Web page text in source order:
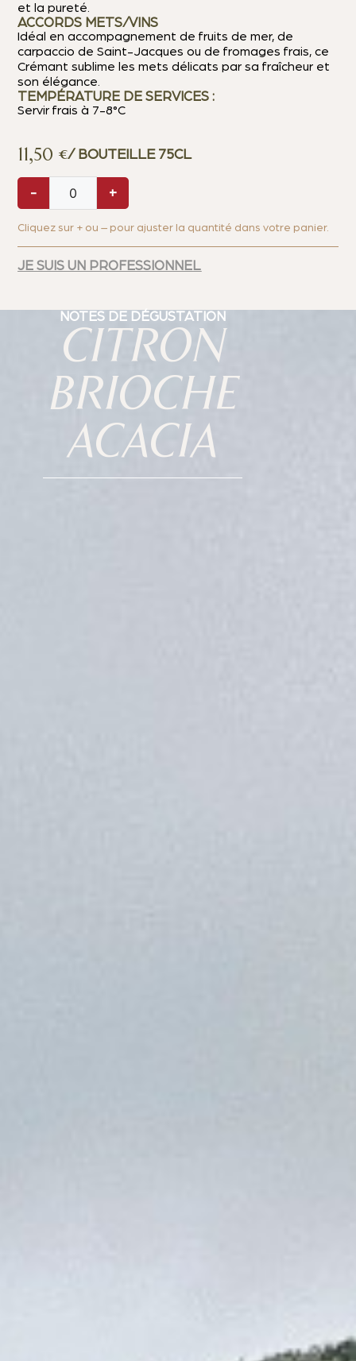
et la pureté.
ACCORDS METS/VINS
Idéal en accompagnement de fruits de mer, de
carpaccio de Saint-Jacques ou de fromages frais, ce
Crémant sublime les mets délicats par sa fraîcheur et
son élégance.
TEMPÉRATURE DE SERVICES :
Servir frais à 7-8°C
11,50 €/ BOUTEILLE 75CL
- +
Cliquez sur + ou – pour ajuster la quantité dans votre panier.
JE SUIS UN PROFESSIONNEL
NOTES DE DÉGUSTATION
CITRON
BRIOCHE
ACACIA